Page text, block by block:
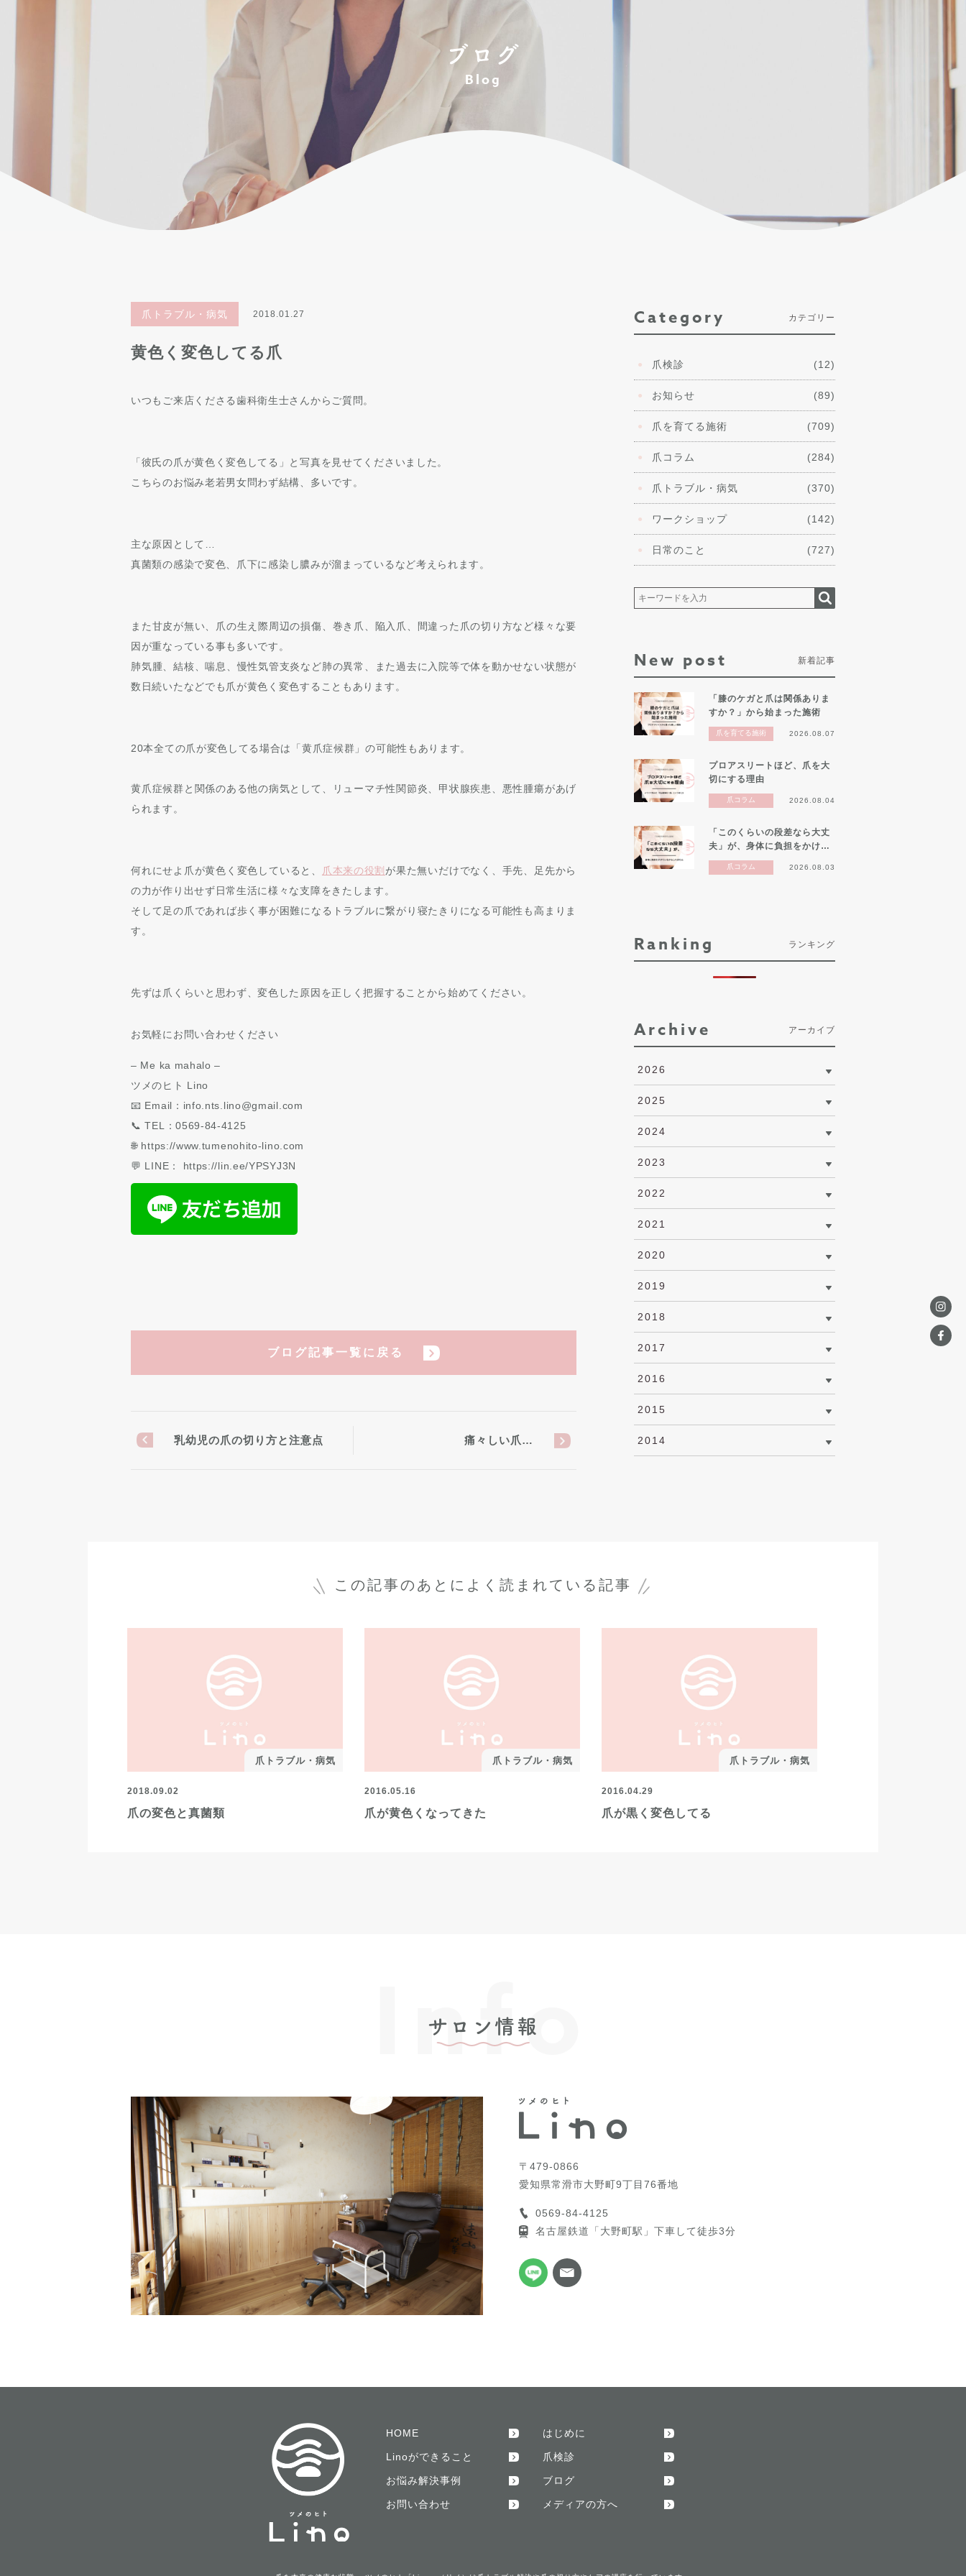
ブログ
Blog
爪トラブル・病気 2018.01.27
黄色く変色してる爪
いつもご来店くださる歯科衛生士さんからご質問。
「彼氏の爪が黄色く変色してる」と写真を見せてくださいました。
こちらのお悩み老若男女問わず結構、多いです。
主な原因として…
真菌類の感染で変色、
爪下に感染し膿みが溜まっている など考えられます。
また甘皮が無い、爪の生え際周辺の損傷、巻き爪、陥入爪、間違った爪の切り方など様々な要
因が重なっている事も多いです。
肺気腫、結核、喘息、慢性気管支炎など肺の異常、また過去に入院等で体を動かせない状態が
数日続いたなどでも爪が黄色く変色することもあります。
20本全ての爪が変色してる場合は「黄爪症候群」の可能性もあります。
黄爪症候群と関係のある他の病気として、リューマチ性関節炎、甲状腺疾患、悪性腫瘍があげ
られます。
何れにせよ爪が黄色く変色していると、 爪本来の役割 が果た無いだけでなく、手先、足先から
の力が作り出せず日常生活に様々な支障をきたします。
そして足の爪であれば歩く事が困難になるトラブルに繋がり寝たきりになる可能性も高まりま
す。
先ずは爪くらいと思わず、変色した原因を正しく把握することから始めてください。
お気軽にお問い合わせください
– Me ka mahalo –
ツメのヒト Lino
📧 Email：info.nts.lino@gmail.com
📞 TEL：0569-84-4125
🌐 https://www.tumenohito-lino.com
💬 LINE： https://lin.ee/YPSYJ3N
ブログ記事一覧に戻る
乳幼児の爪の切り方と注意点 痛々しい爪…
Category カテゴリー
爪検診 (12)
お知らせ (89)
爪を育てる施術 (709)
爪コラム (284)
爪トラブル・病気 (370)
ワークショップ (142)
日常のこと (727)
New post 新着記事
「膝のケガと爪は関係ありま
すか？」から始まった施術
爪を育てる施術 2026.08.07
プロアスリートほど、爪を大
切にする理由
爪コラム 2026.08.04
「このくらいの段差なら大丈
夫」が、身体に負担をかけ…
爪コラム 2026.08.03
Ranking ランキング
Archive アーカイブ
2026
2025
2024
2023
2022
2021
2020
2019
2018
2017
2016
2015
2014
この記事のあとに よく読まれている記事
爪トラブル・病気
2018.09.02
爪の変色と真菌類
爪トラブル・病気
2016.05.16
爪が黄色くなってきた
爪トラブル・病気
2016.04.29
爪が黒く変色してる
サロン情報
Info
〒479-0866
愛知県常滑市大野町9丁目76番地
0569-84-4125
名古屋鉄道「大野町駅」下車して徒歩3分
HOME はじめに
Linoができること 爪検診
お悩み解決事例 ブログ
お問い合わせ メディアの方へ